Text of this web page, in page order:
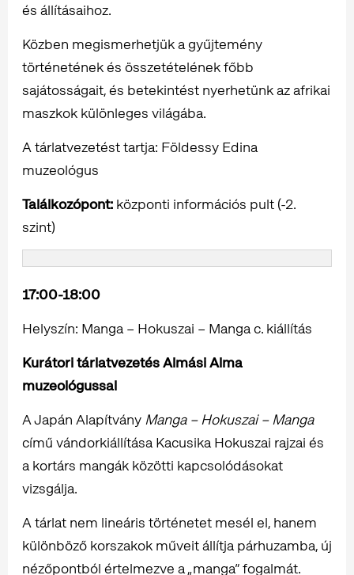
és állításaihoz.
Közben megismerhetjük a gyűjtemény
történetének és összetételének főbb
sajátosságait, és betekintést nyerhetünk az afrikai
maszkok különleges világába.
A tárlatvezetést tartja: Földessy Edina
muzeológus
Találkozópont: központi információs pult (-2.
szint)
17:00-18:00
Helyszín: Manga – Hokuszai – Manga c. kiállítás
Kurátori tárlatvezetés Almási Alma
muzeológussal
A Japán Alapítvány Manga – Hokuszai – Manga
című vándorkiállítása Kacusika Hokuszai rajzai és
a kortárs mangák közötti kapcsolódásokat
vizsgálja.
A tárlat nem lineáris történetet mesél el, hanem
különböző korszakok műveit állítja párhuzamba, új
nézőpontból értelmezve a „manga” fogalmát.